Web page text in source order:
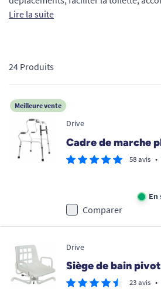
et améliorer le confort au quotidien.
besoins des seniors, des personnes à
fonctionnels et souvent éligibles à une
les conditions en vigueur, ils
domicile ou les établissements de
fiables, accessibles et adaptées à
mobilité.
Lire la suite
24 Produits
Meilleure vente
Drive
Cadre de marche
58 avis •
En
Comparer
Drive
Siège de bain
23 avis •